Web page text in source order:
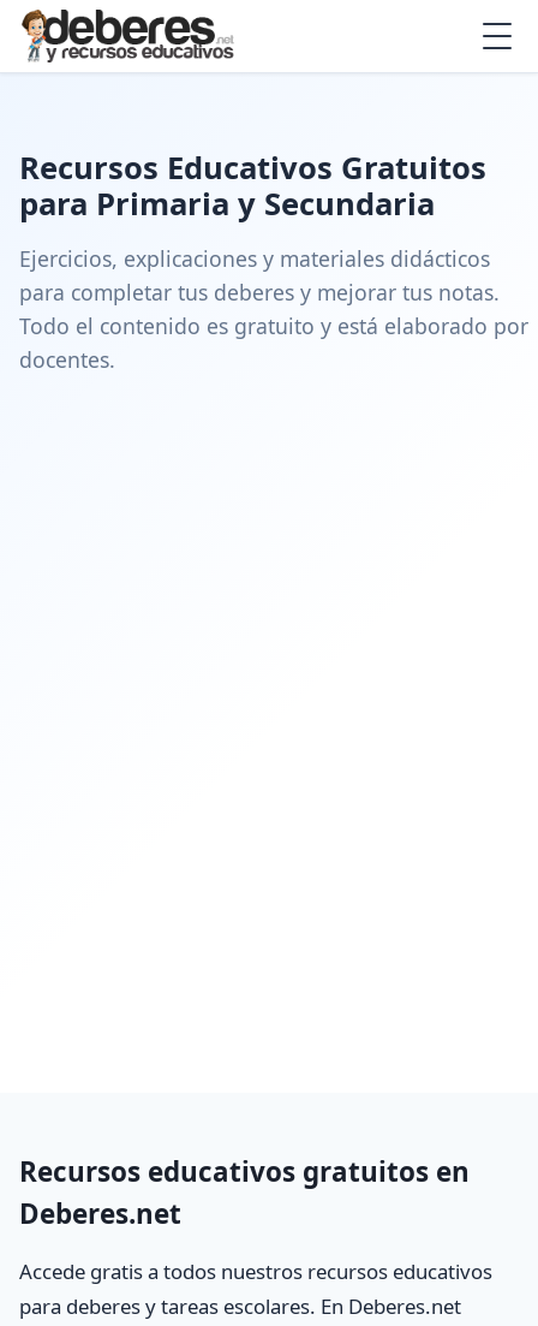
Recursos Educativos Gratuitos
para Primaria y Secundaria
Ejercicios, explicaciones y materiales didácticos
para completar tus deberes y mejorar tus notas.
Todo el contenido es gratuito y está elaborado por
docentes.
Recursos educativos gratuitos en
Deberes.net
Accede gratis a todos nuestros recursos educativos
para deberes y tareas escolares. En Deberes.net